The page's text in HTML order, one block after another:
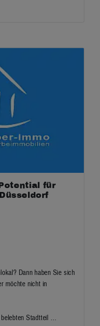
für
Dann haben Sie sich
möchte nicht in
Stadtteil …